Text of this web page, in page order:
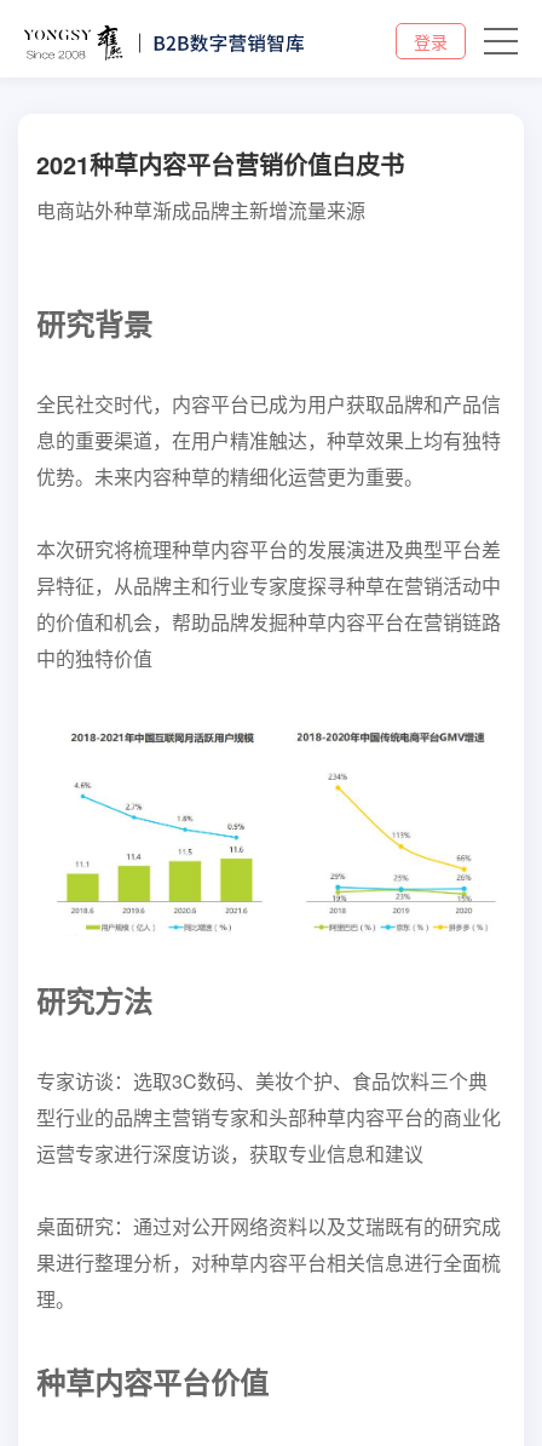
登录
2021种草内容平台营销价值白皮书
电商站外种草渐成品牌主新增流量来源
研究背景
全民社交时代，内容平台已成为用户获取品牌和产品信
息的重要渠道，在用户精准触达，种草效果上均有独特
优势。未来内容种草的精细化运营更为重要。
本次研究将梳理种草内容平台的发展演进及典型平台差
异特征，从品牌主和行业专家度探寻种草在营销活动中
的价值和机会，帮助品牌发掘种草内容平台在营销链路
中的独特价值
研究方法
专家访谈：选取3C数码、美妆个护、食品饮料三个典
型行业的品牌主营销专家和头部种草内容平台的商业化
运营专家进行深度访谈，获取专业信息和建议
桌面研究： 通过对公开网络资料以及艾瑞既有的研究成
果进行整理分析，对种草内容平台相关信息进行全面梳
理。
种草内容平台价值